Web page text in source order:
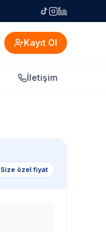
Kayıt Ol
İletişim
Size özel fiyat